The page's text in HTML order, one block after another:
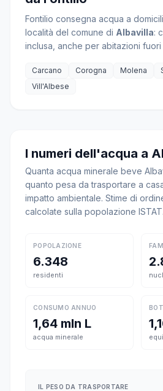
Fontilio consegna acqua a
località del comune di Albavilla:
inclusa, anche per abitazioni
Carcano Corogna Molena
Vill'Albese
I numeri dell'acqua a
Quanta acqua minerale beve
quanto pesa da trasportare a
impatto ambientale. Stime di
calcolate sulla popolazione ISTAT.
POPOLAZIONE
6.348
residenti
CONSUMO ANNUO
1,64 mln L
acqua minerale
IL PESO DA TRASPORTARE